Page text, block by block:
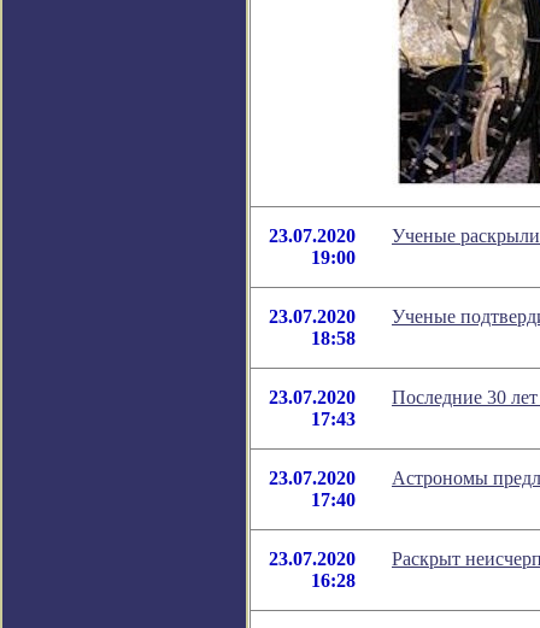
23.07.2020
19:00
Ученые
23.07.2020
18:58
Ученые
23.07.2020
17:43
Последние 30
23.07.2020
17:40
Астрономы
23.07.2020
16:28
Раскрыт